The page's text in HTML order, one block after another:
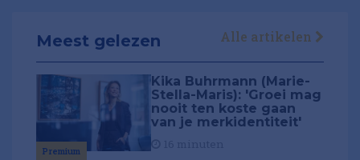
Meest gelezen Alle artikelen
Premium
Kika Buhrmann (Marie-
Stella-Maris): 'Groei mag
nooit ten koste gaan
van je merkidentiteit'